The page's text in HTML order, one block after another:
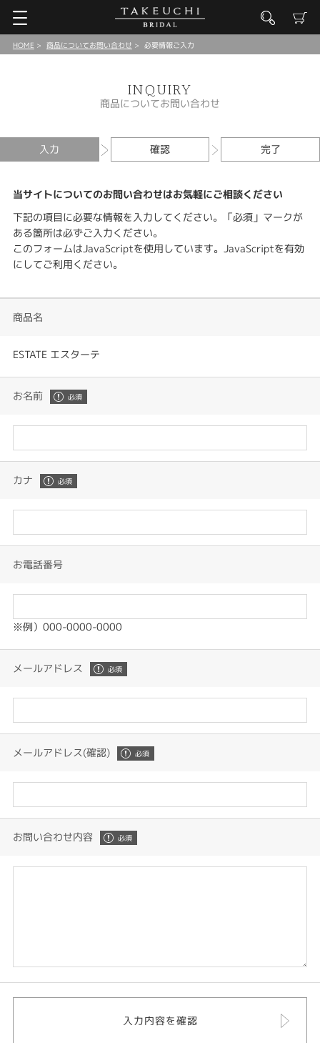
HOME 商品についてお問い合わせ 必要情報ご入力
INQUIRY
商品についてお問い合わせ
入力 確認 完了
当サイトについてのお問い合わせはお気軽にご相談ください
下記の項目に必要な情報を入力してください。「必須」マークが
ある箇所は必ずご入力ください。
このフォームはJavaScriptを使用しています。JavaScriptを有効
にしてご利用ください。
商品名
ESTATE エスターテ
お名前
カナ
お電話番号
※例）000-0000-0000
メールアドレス
メールアドレス(確認)
お問い合わせ内容